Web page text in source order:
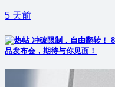
5 天前
冲破限制，自由翻转！
品发布会，期待与你见面！